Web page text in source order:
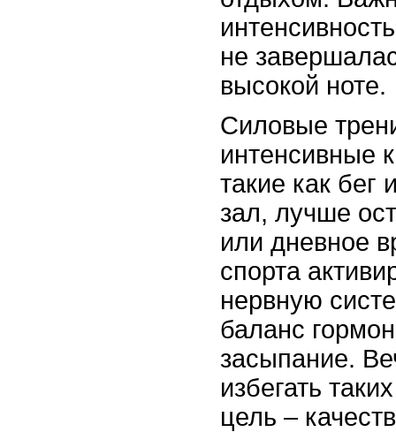
не
высокой ноте.
Силовые
интенсивные
такие как бег
зал, лучше
или дневное
спорта
нервную
баланс
засыпание.
избегать
цель –